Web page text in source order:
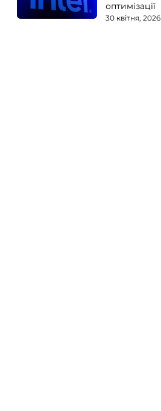
оптимізації
30 квітня, 2026